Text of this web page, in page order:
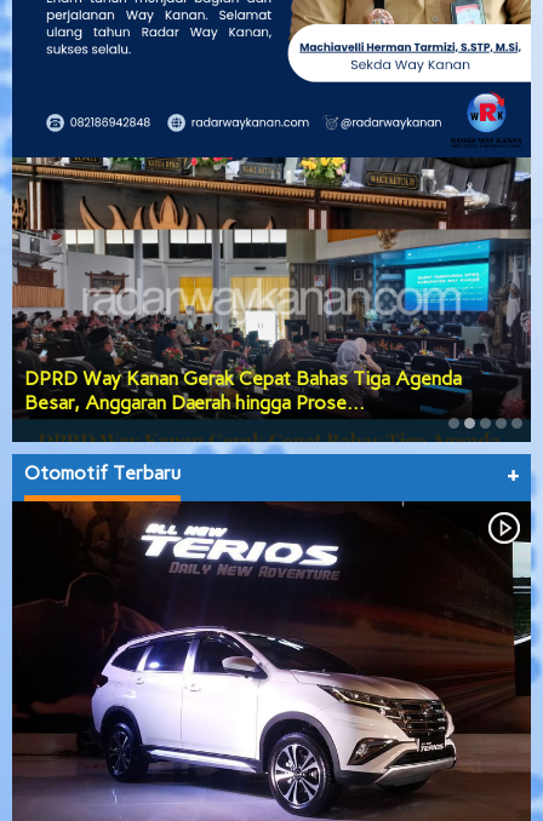
DPRD Way Kanan Gerak Cepat Bahas Tiga Agenda
Besar, Anggaran Daerah hingga Prose…
Otomotif Terbaru +